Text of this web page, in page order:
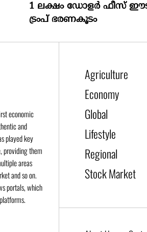
1 ലക്ഷം ഡോളർ ഫീസ്
ട്രംപ് ഭരണകൂടം
economic
and
played key
providing them
areas
and so on.
portals, which
Agriculture
Economy
Global
Lifestyle
Regional
Stock Market